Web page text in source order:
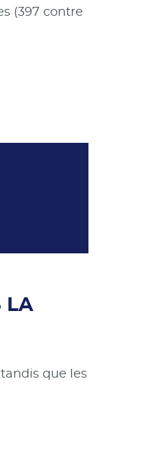
(397 contre
LA
que les